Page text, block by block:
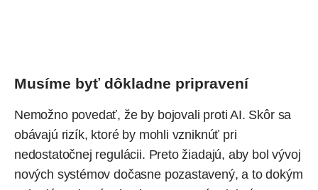
Musíme byť dôkladne pripravení
Nemožno povedať, že by bojovali proti AI. Skôr sa
obávajú rizík, ktoré by mohli vzniknúť pri
nedostatočnej regulácii. Preto žiadajú, aby bol vývoj
nových systémov dočasne pozastavený, a to dokým